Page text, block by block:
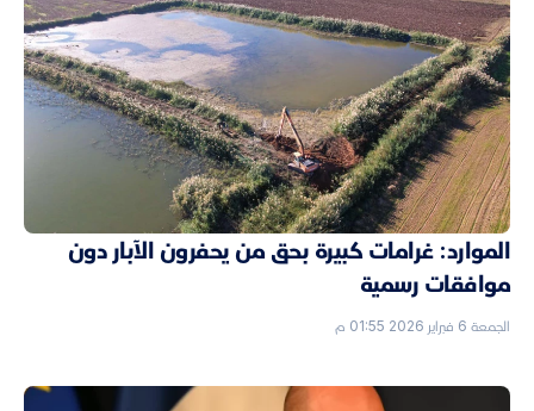
الموارد: غرامات كبيرة بحق من يحفرون الآبار دون
موافقات رسمية
الجمعة 6 فبراير 2026 01:55 م